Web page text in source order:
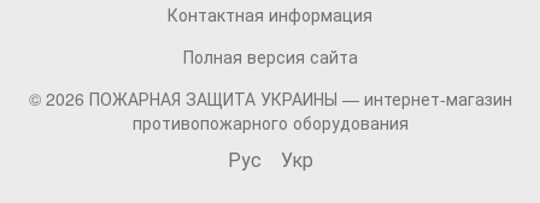
Контактная информация
Полная версия сайта
© 2026 ПОЖАРНАЯ ЗАЩИТА УКРАИНЫ — интернет-магазин
противопожарного оборудования
Рус Укр